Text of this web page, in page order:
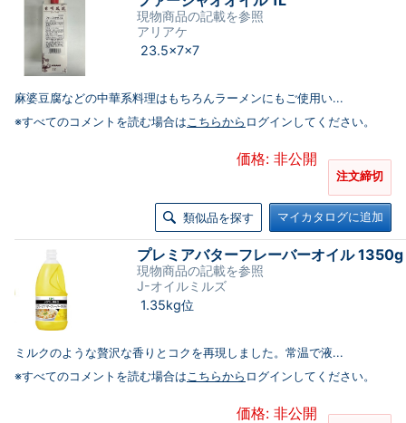
現物商品の記載を参照
アリアケ
23.5×7×7
麻婆豆腐などの中華系料理はもちろんラーメンにもご使用い...
※すべてのコメントを読む場合はこちらから ログインしてください。
価格: 非公開
注文締切
類似品を探す マイカタログに追加
プレミアバターフレーバーオイル 1350g
現物商品の記載を参照
J-オイルミルズ
1.35kg位
ミルクのような贅沢な香りとコクを再現しました。常温で液...
※すべてのコメントを読む場合はこちらから ログインしてください。
価格: 非公開